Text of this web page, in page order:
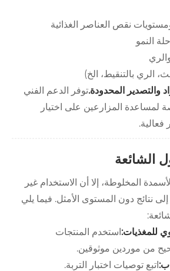
ومستويات نقص العناصر الغذائية
النمو
الري بالتنقيط، الخ)
والتصدير المحدودة.توفر الدعم الفني
لمساعدة المزارعين على اختيار
فعالية.
الشائعة
المخلوطة، إلا أن الاستخدام غير
نتائج دون المستوى الأمثل. فيما يلي
للمغذيات:استخدم المنتجات
من موردين موثوقين.
اتبع توصيات اختبار التربة.